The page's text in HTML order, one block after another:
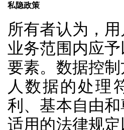
私隐政策
所有者认为，
业务范围内应
要素。数据控
人数据的处理
利、基本自由
适用的法律规